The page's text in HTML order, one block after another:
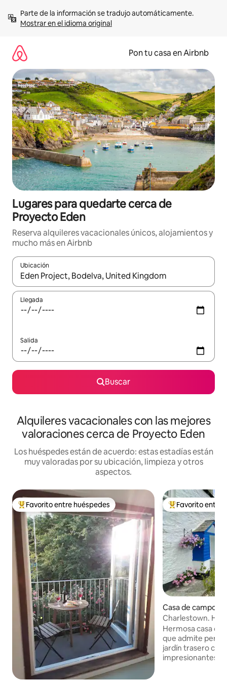
contenidoMostrar en el idioma original
Pon tu casa en Airbnb
Lugares para quedarte cerca de
Proyecto Eden
Reserva alquileres vacacionales únicos, alojamientos y
mucho más en Airbnb
Ubicación
Cuando los resultados estén disponibles, navega con las
Llegada
Salida
Buscar
Alquileres vacacionales con las mejores
valoraciones cerca de Proyecto Eden
Los huéspedes están de acuerdo: estas estadías están
muy valoradas por su ubicación, limpieza y otros
aspectos.
Favorito entre huéspedes preferido
Favorito entre huéspedes Favorito entre
Favorito entre
Casa de campo
Charlestown.
puerto.
Hermosa casa de
que admite
jardín trasero
impresionantes